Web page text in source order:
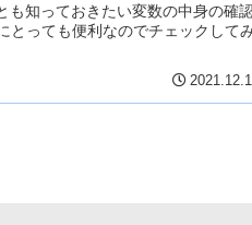
も知っておきたい変数の中身の確
とっても便利なのでチェックして